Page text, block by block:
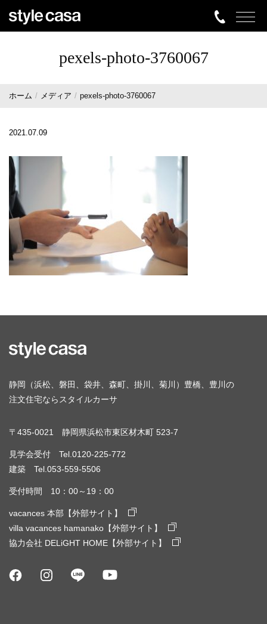
pexels-photo-3760067
ホーム メディア pexels-photo-3760067
2021.07.09
静岡（浜松、磐田、袋井、森町、掛川、菊川）豊橋、豊川の
注文住宅ならスタイルカーサ
〒435-0021 静岡県浜松市東区材木町 523-7
見学会受付 Tel.0120-225-772
建築 Tel.053-559-5506
受付時間 10：00～19：00
vacances 本部【外部サイト】
villa vacances hamanako【外部サイト】
協力会社 DELiGHT HOME【外部サイト】